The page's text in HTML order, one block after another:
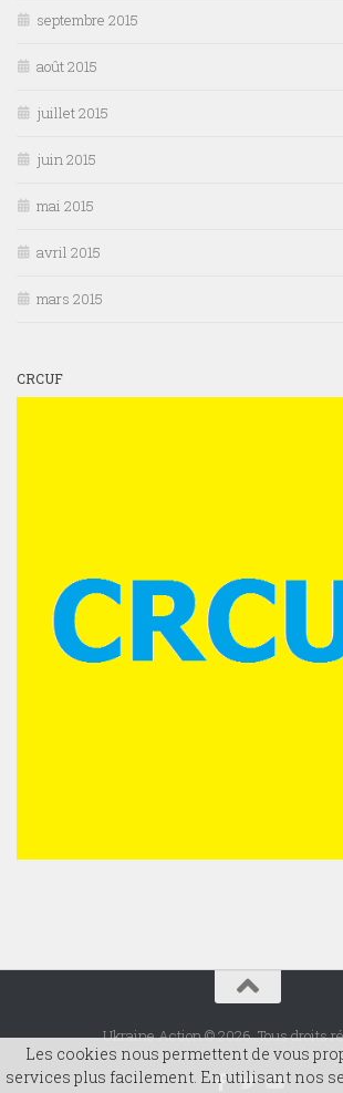
septembre 2015
août 2015
juillet 2015
juin 2015
mai 2015
avril 2015
mars 2015
CRCUF
Ukraine Action © 2026. Tous droits
Les cookies nous permettent de vous
services plus facilement. En utilisant nos